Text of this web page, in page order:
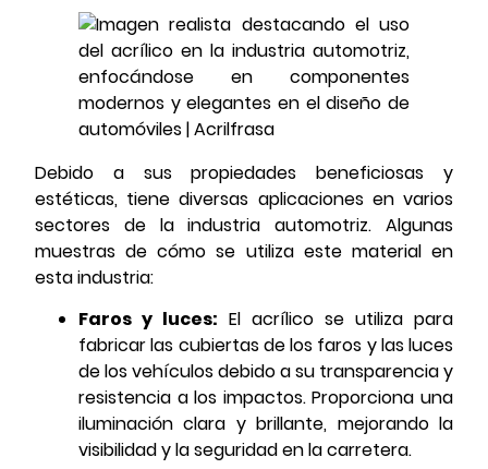
Debido a sus propiedades beneficiosas y
estéticas, tiene diversas aplicaciones en varios
sectores de la industria automotriz. Algunas
muestras de cómo se utiliza este material en
esta industria:
Faros y luces: El acrílico se utiliza para
fabricar las cubiertas de los faros y las luces
de los vehículos debido a su transparencia y
resistencia a los impactos. Proporciona una
iluminación clara y brillante, mejorando la
visibilidad y la seguridad en la carretera.